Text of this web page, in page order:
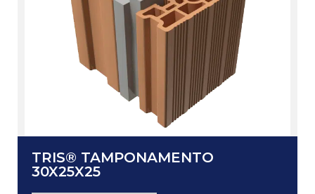
TRIS® TAMPONAMENTO
30X25X25